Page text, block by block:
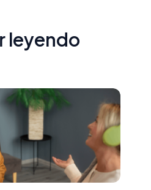
leyendo